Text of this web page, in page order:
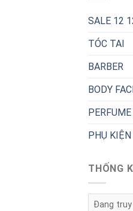
SALE 12
TÓC TAI
BARBER
BODY
PERFUME
PHỤ
THỐNG
Đang